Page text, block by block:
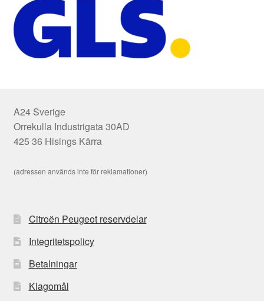
A24 Sverige
Orrekulla Industrigata 30AD
425 36 Hisings Kärra
(adressen används inte för reklamationer)
Citroën Peugeot reservdelar
Integritetspolicy
Betalningar
Klagomål